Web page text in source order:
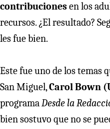
contribucionesen los
recursos. ¿El resultado?
les fue bien.
Este fue uno de los temas
San Miguel,Carol Bown
programaDesde la
bien sostuvo que no se